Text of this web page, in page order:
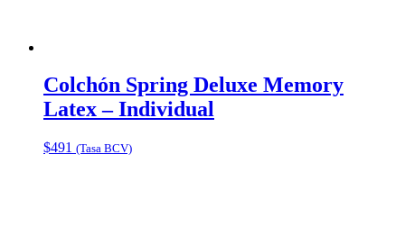
Colchón Spring Deluxe Memory
Latex – Individual
$491 (Tasa BCV)